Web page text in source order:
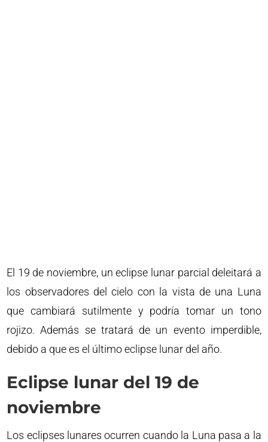
El 19 de noviembre, un eclipse lunar parcial deleitará a
los observadores del cielo con la vista de una Luna
que cambiará sutilmente y podría tomar un tono
rojizo. Además se tratará de un evento imperdible,
debido a que es el último eclipse lunar del año.
Eclipse lunar del 19 de
noviembre
Los eclipses lunares ocurren cuando la Luna pasa a la